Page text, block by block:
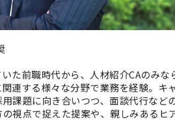
た前職時代から、人材紹介CAのみな
連する様々な分野で業務を経験。キ
課題に向き合いつつ、面談代行など
視点で捉えた提案や、親しみあるヒ